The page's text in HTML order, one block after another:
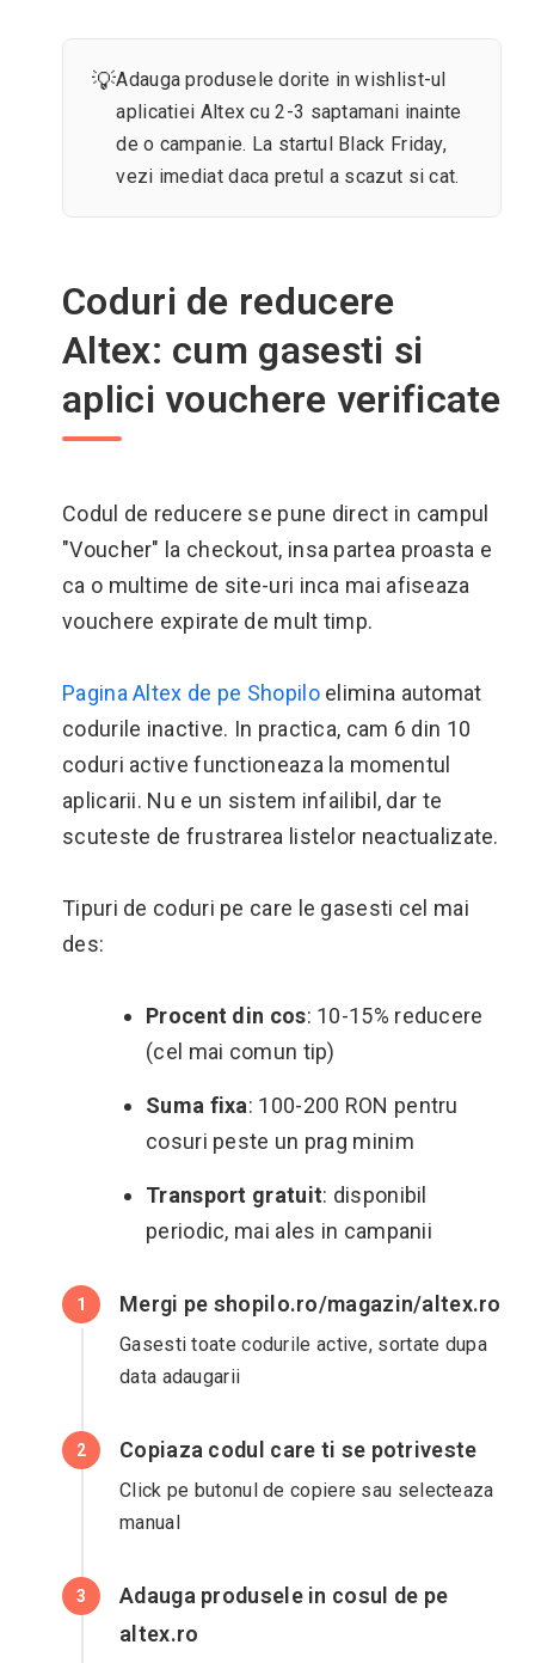
💡Adauga produsele dorite in wishlist-ul
aplicatiei Altex cu 2-3 saptamani inainte
de o campanie. La startul Black Friday,
vezi imediat daca pretul a scazut si cat.
Coduri de reducere
Altex: cum gasesti si
aplici vouchere verificate
Codul de reducere se pune direct in campul
"Voucher" la checkout, insa partea proasta e
ca o multime de site-uri inca mai afiseaza
vouchere expirate de mult timp.
Pagina Altex de pe Shopiloelimina automat
codurile inactive. In practica, cam 6 din 10
coduri active functioneaza la momentul
aplicarii. Nu e un sistem infailibil, dar te
scuteste de frustrarea listelor neactualizate.
Tipuri de coduri pe care le gasesti cel mai
des:
Procent din cos: 10-15% reducere
(cel mai comun tip)
Suma fixa: 100-200 RON pentru
cosuri peste un prag minim
Transport gratuit: disponibil
periodic, mai ales in campanii
1 Mergi pe shopilo.ro/magazin/altex.ro
Gasesti toate codurile active, sortate dupa
data adaugarii
2 Copiaza codul care ti se potriveste
Click pe butonul de copiere sau selecteaza
manual
3
Adauga produsele in cosul de pe
altex.ro